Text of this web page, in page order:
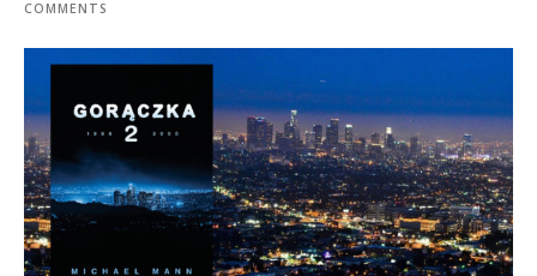
COMMENTS